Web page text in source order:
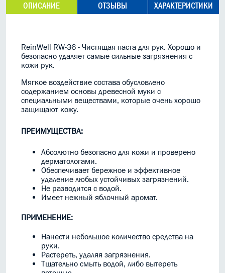
ОПИСАНИЕ ОТЗЫВЫ ХАРАКТЕРИСТИКИ
ReinWell RW-36 - Чистящая паста для рук. Хорошо и
безопасно удаляет самые сильные загрязнения с
кожи рук.
Мягкое воздействие состава обусловлено
содержанием основы древесной муки с
специальными веществами, которые очень хорошо
защищают кожу.
ПРЕИМУЩЕСТВА:
Абсолютно безопасно для кожи и проверено
дерматологами.
Обеспечивает бережное и эффективное
удаление любых устойчивых загрязнений.
Не разводится с водой.
Имеет нежный яблочный аромат.
ПРИМЕНЕНИЕ:
Нанести небольшое количество средства на
руки.
Растереть, удаляя загрязнения.
Тщательно смыть водой, либо вытереть